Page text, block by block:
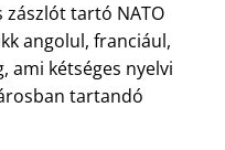
zászlót tartó NATO
angolul, franciául,
ami kétséges nyelvi
tartandó